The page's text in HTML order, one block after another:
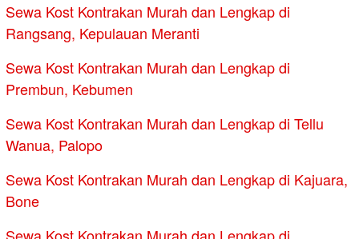
Sewa Kost Kontrakan Murah dan Lengkap di
Rangsang, Kepulauan Meranti
Sewa Kost Kontrakan Murah dan Lengkap di
Prembun, Kebumen
Sewa Kost Kontrakan Murah dan Lengkap di Tellu
Wanua, Palopo
Sewa Kost Kontrakan Murah dan Lengkap di Kajuara,
Bone